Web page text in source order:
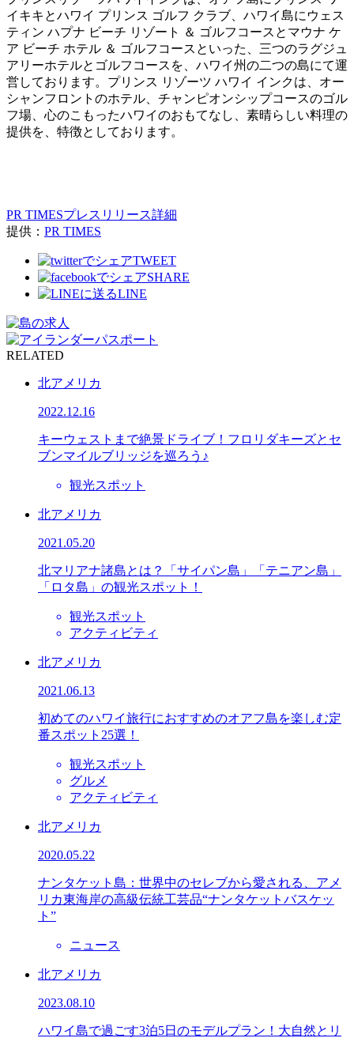
イキキとハワイ プリンス ゴルフ クラブ、ハワイ島にウェス
ティン ハプナ ビーチ リゾート ＆ ゴルフコースとマウナ ケ
ア ビーチ ホテル ＆ ゴルフコースといった、三つのラグジュ
アリーホテルとゴルフコースを、ハワイ州の二つの島にて運
営しております。プリンス リゾーツ ハワイ インクは、オー
シャンフロントのホテル、チャンピオンシップコースのゴル
フ場、心のこもったハワイのおもてなし、素晴らしい料理の
提供を、特徴としております。
PR TIMESプレスリリース詳細
提供： PR TIMES
TWEET
SHARE
LINE
RELATED
北アメリカ
2022.12.16
キーウェストまで絶景ドライブ！フロリダキーズとセ
ブンマイルブリッジを巡ろう♪
観光スポット
北アメリカ
2021.05.20
北マリアナ諸島とは？「サイパン島」「テニアン島」
「ロタ島」の観光スポット！
観光スポット
アクティビティ
北アメリカ
2021.06.13
初めてのハワイ旅行におすすめのオアフ島を楽しむ定
番スポット25選！
観光スポット
グルメ
アクティビティ
北アメリカ
2020.05.22
ナンタケット島：世界中のセレブから愛される、アメ
リカ東海岸の高級伝統工芸品“ナンタケットバスケッ
ト”
ニュース
北アメリカ
2023.08.10
ハワイ島で過ごす3泊5日のモデルプラン！大自然とリ